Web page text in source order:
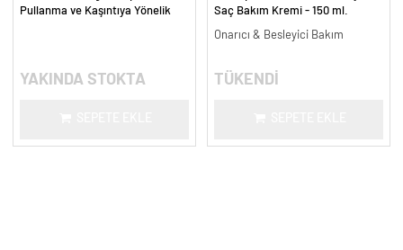
Pullanma ve Kaşıntıya Yönelik
YAKINDA STOKTA
Saç Bakım Kremi - 150 ml.
Onarıcı & Besleyici Bakım
TÜKENDİ